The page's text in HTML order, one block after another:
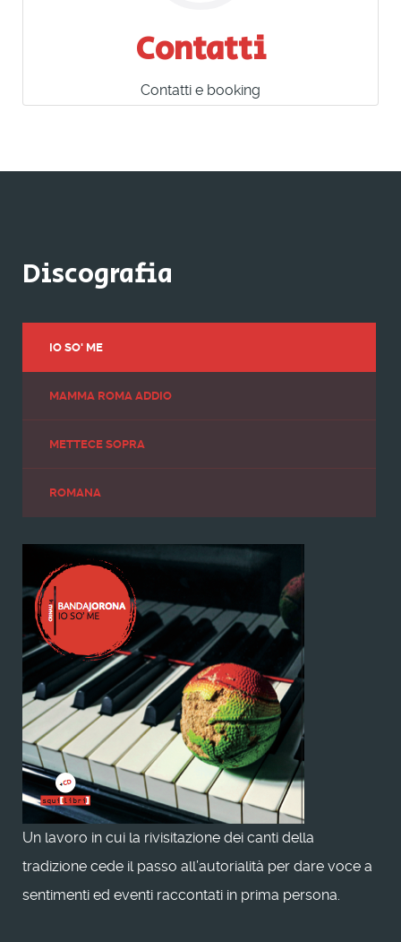
Contatti
Contatti e booking
Discografia
IO SO' ME
MAMMA ROMA ADDIO
METTECE SOPRA
ROMANA
Un lavoro in cui la rivisitazione dei canti della
tradizione cede il passo all’autorialità per dare voce a
sentimenti ed eventi raccontati in prima persona.